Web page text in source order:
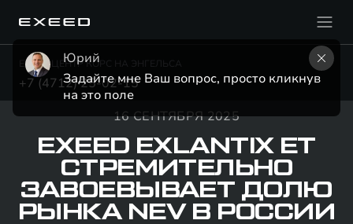
EXEED ЦЕНТР КОРС НА ЭНГЕЛЬСА
+7 (4712) 25-02-15
16 СЕНТЯБРЯ 2025
EXEED EXLANTIX ET
СТРЕМИТЕЛЬНО
ЗАВОЕВЫВАЕТ ДОЛЮ
РЫНКА NEV В РОССИИ
Юрий
Задайте мне Ваш вопрос, просто кликнув
на это поле